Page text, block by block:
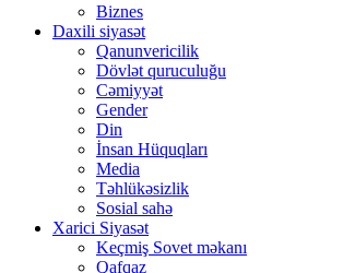
Biznes
Daxili siyasət
Qanunvericilik
Dövlət quruculuğu
Cəmiyyət
Gender
Din
İnsan Hüquqları
Media
Təhlükəsizlik
Sosial sahə
Xarici Siyasət
Keçmiş Sovet məkanı
Qafqaz